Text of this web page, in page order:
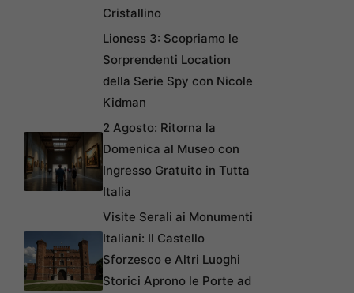
Cristallino
Lioness 3: Scopriamo le
Sorprendenti Location
della Serie Spy con Nicole
Kidman
2 Agosto: Ritorna la
Domenica al Museo con
Ingresso Gratuito in Tutta
Italia
Visite Serali ai Monumenti
Italiani: Il Castello
Sforzesco e Altri Luoghi
Storici Aprono le Porte ad